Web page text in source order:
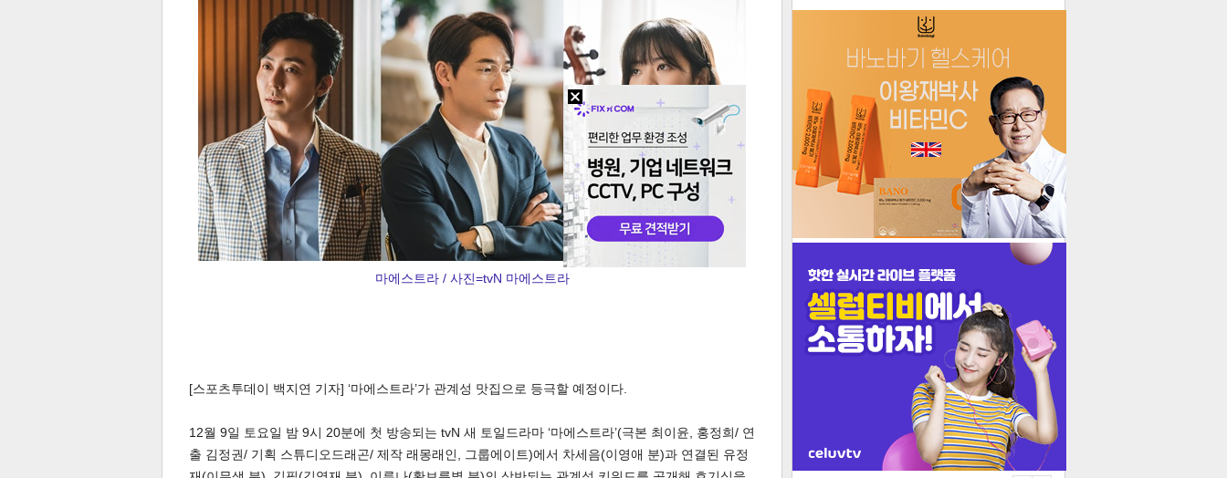
마에스트라 / 사진=tvN 마에스트라
[스포츠투데이 백지연 기자] ‘마에스트라’가 관계성 맛집으로 등극할 예정이다.
12월 9일 토요일 밤 9시 20분에 첫 방송되는 tvN 새 토일드라마 ‘마에스트라’(극본 최이윤, 홍정희/ 연
출 김정권/ 기획 스튜디오드래곤/ 제작 래몽래인, 그룹에이트)에서 차세음(이영애 분)과 연결된 유정
더보기
인기포토